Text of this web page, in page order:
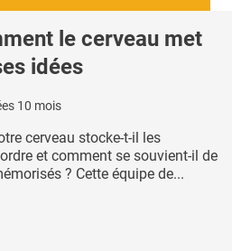
le cerveau met
idées
10 mois
cerveau stocke-t-il les
et comment se souvient-il de
? Cette équipe de...